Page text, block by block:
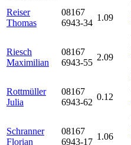
Reiser
Thomas
08167
6943-34
1.09
Riesch
Maximilian
08167
6943-55
2.09
Rottmüller
Julia
08167
6943-62
0.12
Schranner
Florian
08167
6943-17
1.06